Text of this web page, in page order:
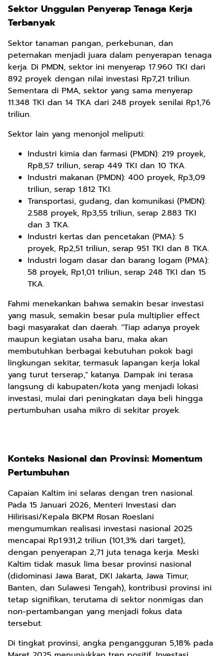
Sektor Unggulan Penyerap Tenaga Kerja
Terbanyak
Sektor tanaman pangan, perkebunan, dan
peternakan menjadi juara dalam penyerapan tenaga
kerja. Di PMDN, sektor ini menyerap 17.960 TKI dari
892 proyek dengan nilai investasi Rp7,21 triliun.
Sementara di PMA, sektor yang sama menyerap
11.348 TKI dan 14 TKA dari 248 proyek senilai Rp1,76
triliun.
Sektor lain yang menonjol meliputi:
Industri kimia dan farmasi (PMDN): 219 proyek,
Rp8,57 triliun, serap 449 TKI dan 10 TKA.
Industri makanan (PMDN): 400 proyek, Rp3,09
triliun, serap 1.812 TKI.
Transportasi, gudang, dan komunikasi (PMDN):
2.588 proyek, Rp3,55 triliun, serap 2.883 TKI
dan 3 TKA.
Industri kertas dan pencetakan (PMA): 5
proyek, Rp2,51 triliun, serap 951 TKI dan 8 TKA.
Industri logam dasar dan barang logam (PMA):
58 proyek, Rp1,01 triliun, serap 248 TKI dan 15
TKA.
Fahmi menekankan bahwa semakin besar investasi
yang masuk, semakin besar pula multiplier effect
bagi masyarakat dan daerah. "Tiap adanya proyek
maupun kegiatan usaha baru, maka akan
membutuhkan berbagai kebutuhan pokok bagi
lingkungan sekitar, termasuk lapangan kerja lokal
yang turut terserap," katanya. Dampak ini terasa
langsung di kabupaten/kota yang menjadi lokasi
investasi, mulai dari peningkatan daya beli hingga
pertumbuhan usaha mikro di sekitar proyek.
Konteks Nasional dan Provinsi: Momentum
Pertumbuhan
Capaian Kaltim ini selaras dengan tren nasional.
Pada 15 Januari 2026, Menteri Investasi dan
Hilirisasi/Kepala BKPM Rosan Roeslani
mengumumkan realisasi investasi nasional 2025
mencapai Rp1.931,2 triliun (101,3% dari target),
dengan penyerapan 2,71 juta tenaga kerja. Meski
Kaltim tidak masuk lima besar provinsi nasional
(didominasi Jawa Barat, DKI Jakarta, Jawa Timur,
Banten, dan Sulawesi Tengah), kontribusi provinsi ini
tetap signifikan, terutama di sektor nonmigas dan
non-pertambangan yang menjadi fokus data
tersebut.
Di tingkat provinsi, angka pengangguran 5,18% pada